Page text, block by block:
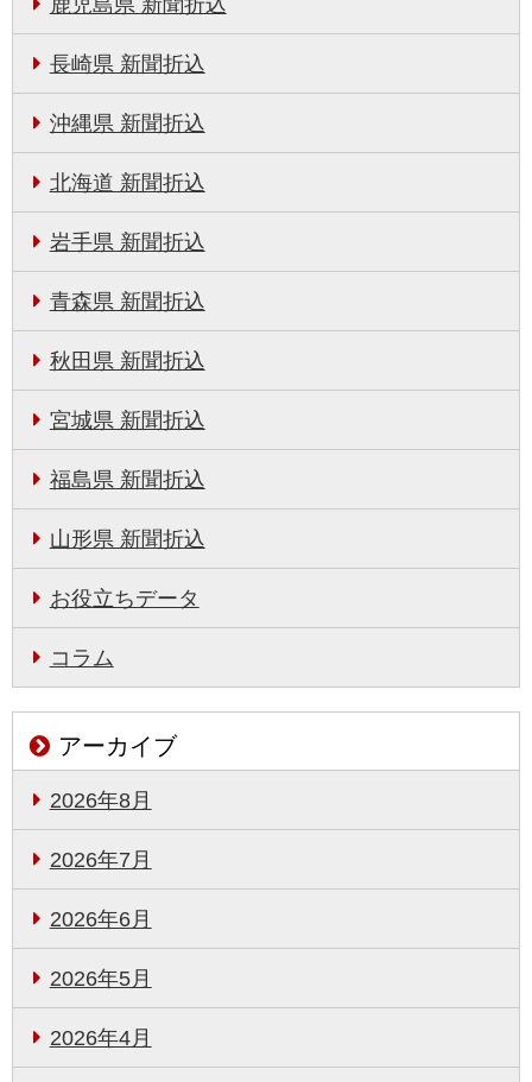
長崎県 新聞折込
沖縄県 新聞折込
北海道 新聞折込
岩手県 新聞折込
青森県 新聞折込
秋田県 新聞折込
宮城県 新聞折込
福島県 新聞折込
山形県 新聞折込
お役立ちデータ
コラム
アーカイブ
2026年8月
2026年7月
2026年6月
2026年5月
2026年4月